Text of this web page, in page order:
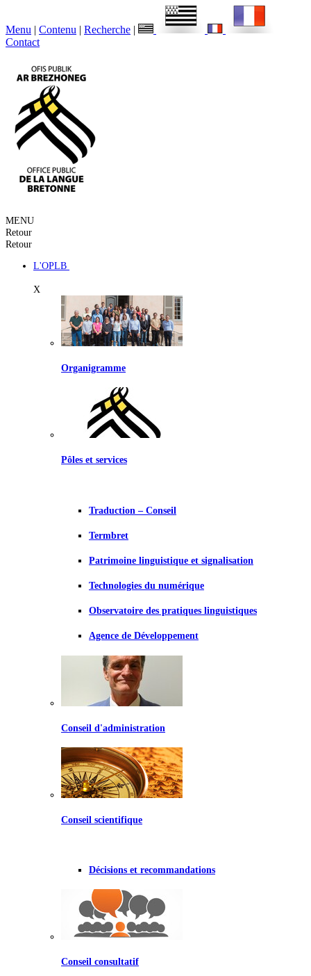
Menu | Contenu | Recherche |
Contact
MENU
Retour
Retour
L'OPLB
X
Organigramme
Pôles et services
Traduction – Conseil
Termbret
Patrimoine linguistique et signalisation
Technologies du numérique
Observatoire des pratiques linguistiques
Agence de Développement
Conseil d'administration
Conseil scientifique
Décisions et recommandations
Conseil consultatif